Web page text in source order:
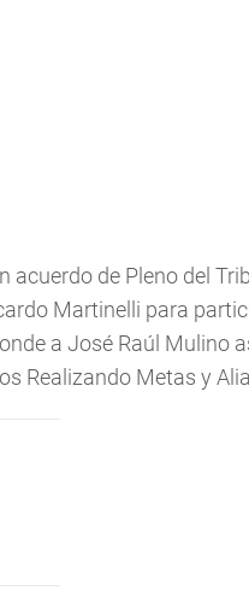
de Pleno del
Martinelli para
a José Raúl Mulino
Realizando Metas y